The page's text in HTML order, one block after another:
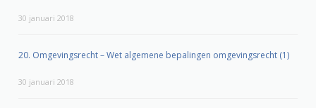
30 januari 2018
20. Omgevingsrecht – Wet algemene bepalingen omgevingsrecht (1)
30 januari 2018